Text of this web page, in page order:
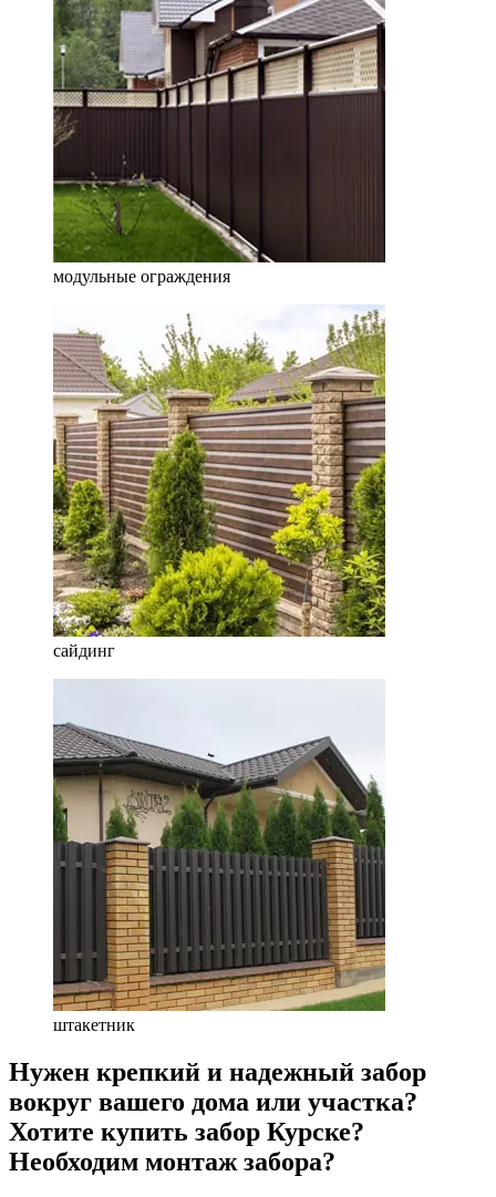
модульные ограждения
сайдинг
штакетник
Нужен крепкий и надежный забор
вокруг вашего дома или участка?
Хотите купить забор Курске?
Необходим монтаж забора?